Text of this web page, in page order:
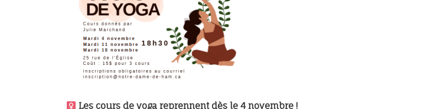
Les cours de yoga reprennent dès le 4 novembre !